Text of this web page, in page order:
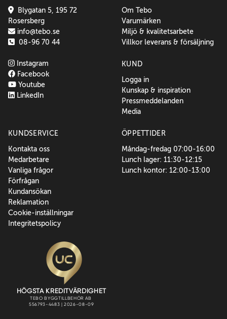
Blygatan 5, 195 72
Rosersberg
info@tebo.se
08-96 70 44
Instagram
Facebook
Youtube
LinkedIn
Om Tebo
Varumärken
Miljö & kvalitetsarbete
Villkor leverans & försäljning
KUND
Logga in
Kunskap & inspiration
Pressmeddelanden
Media
KUNDSERVICE
Kontakta oss
Medarbetare
Vanliga frågor
Förfrågan
Kundansökan
Reklamation
Cookie-inställningar
Integritetspolicy
ÖPPETTIDER
Måndag-fredag 07:00-16:00
Lunch lager: 11:30-12:15
Lunch kontor: 12:00-13:00